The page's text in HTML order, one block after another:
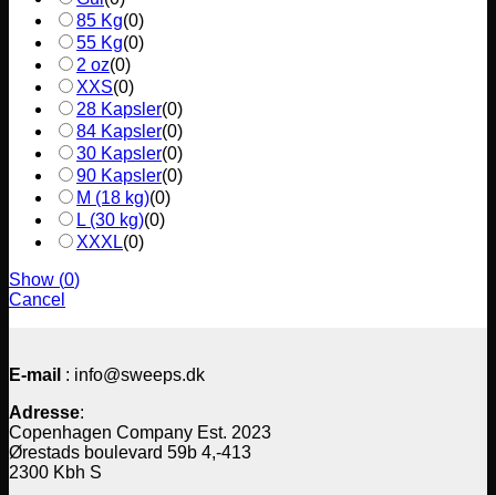
85 Kg(0)
55 Kg(0)
2 oz(0)
XXS(0)
28 Kapsler(0)
84 Kapsler(0)
30 Kapsler(0)
90 Kapsler(0)
M (18 kg)(0)
L (30 kg)(0)
XXXL(0)
Show (0)
Cancel
E-mail : info@sweeps.dk
Adresse:
Copenhagen Company Est. 2023
Ørestads boulevard 59b 4,-413
2300 Kbh S